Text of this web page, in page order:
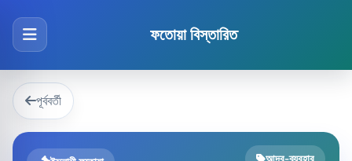
ফতোয়া বিস্তারিত
পূর্ববর্তী